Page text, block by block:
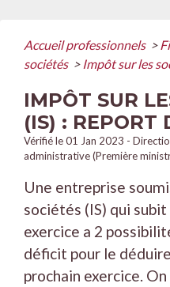
Accueil professionnels >
sociétés > Impôt sur les
IMPÔT SUR
(IS) : REPORT
Vérifié le 01 Jan 2023 -
administrative (Première
Une entreprise
sociétés (IS) qui
exercice a 2
déficit pour le
prochain exercice.